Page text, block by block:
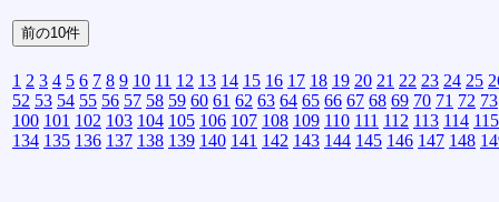
1 2 3 4 5 6 7 8 9 10 11 12 13 14 15 16 17 18 19 20 21 22 23 24 25
52 53 54 55 56 57 58 59 60 61 62 63 64 65 66 67 68 69 70 71 72 73
100 101 102 103 104 105 106 107 108 109 110 111 112 113 114 115
134 135 136 137 138 139 140 141 142 143 144 145 146 147 148